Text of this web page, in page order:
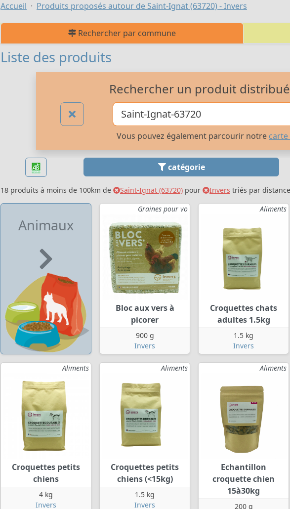
Accueil Produits proposés autour de Saint-Ignat (63720) - Invers
Rechercher par commune
Liste des produits
Rechercher un produit
Vous pouvez également parcourir notre
catégorie
18 produits à moins de 100km de Saint-Ignat (63720) pour Invers triés par distance
Animaux
Graines pour vo
Bloc aux vers à
picorer
900 g
Invers
Aliments
Croquettes chats
adultes 1.5kg
1.5 kg
Invers
Aliments
Croquettes petits
chiens
4 kg
Invers
Aliments
Croquettes petits
chiens (<15kg)
1.5 kg
Invers
Aliments
Echantillon
croquette chien
15à30kg
200 g